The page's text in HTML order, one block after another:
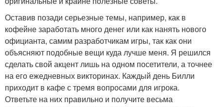
Оставив позади серьезные темы, например, как в
кофейне заработать много денег или как нанять нового
официанта, самим разработчикам игры, так как они
объясняют подобные вещи куда лучше меня. Я решился
сделать свой акцент лишь на одном посетители, а точнее
на его ежедневных викторинах. Каждый день Билли
приходит в кафе с тремя вопросами для игрока.
Ответьте на них правильно и получите весьма